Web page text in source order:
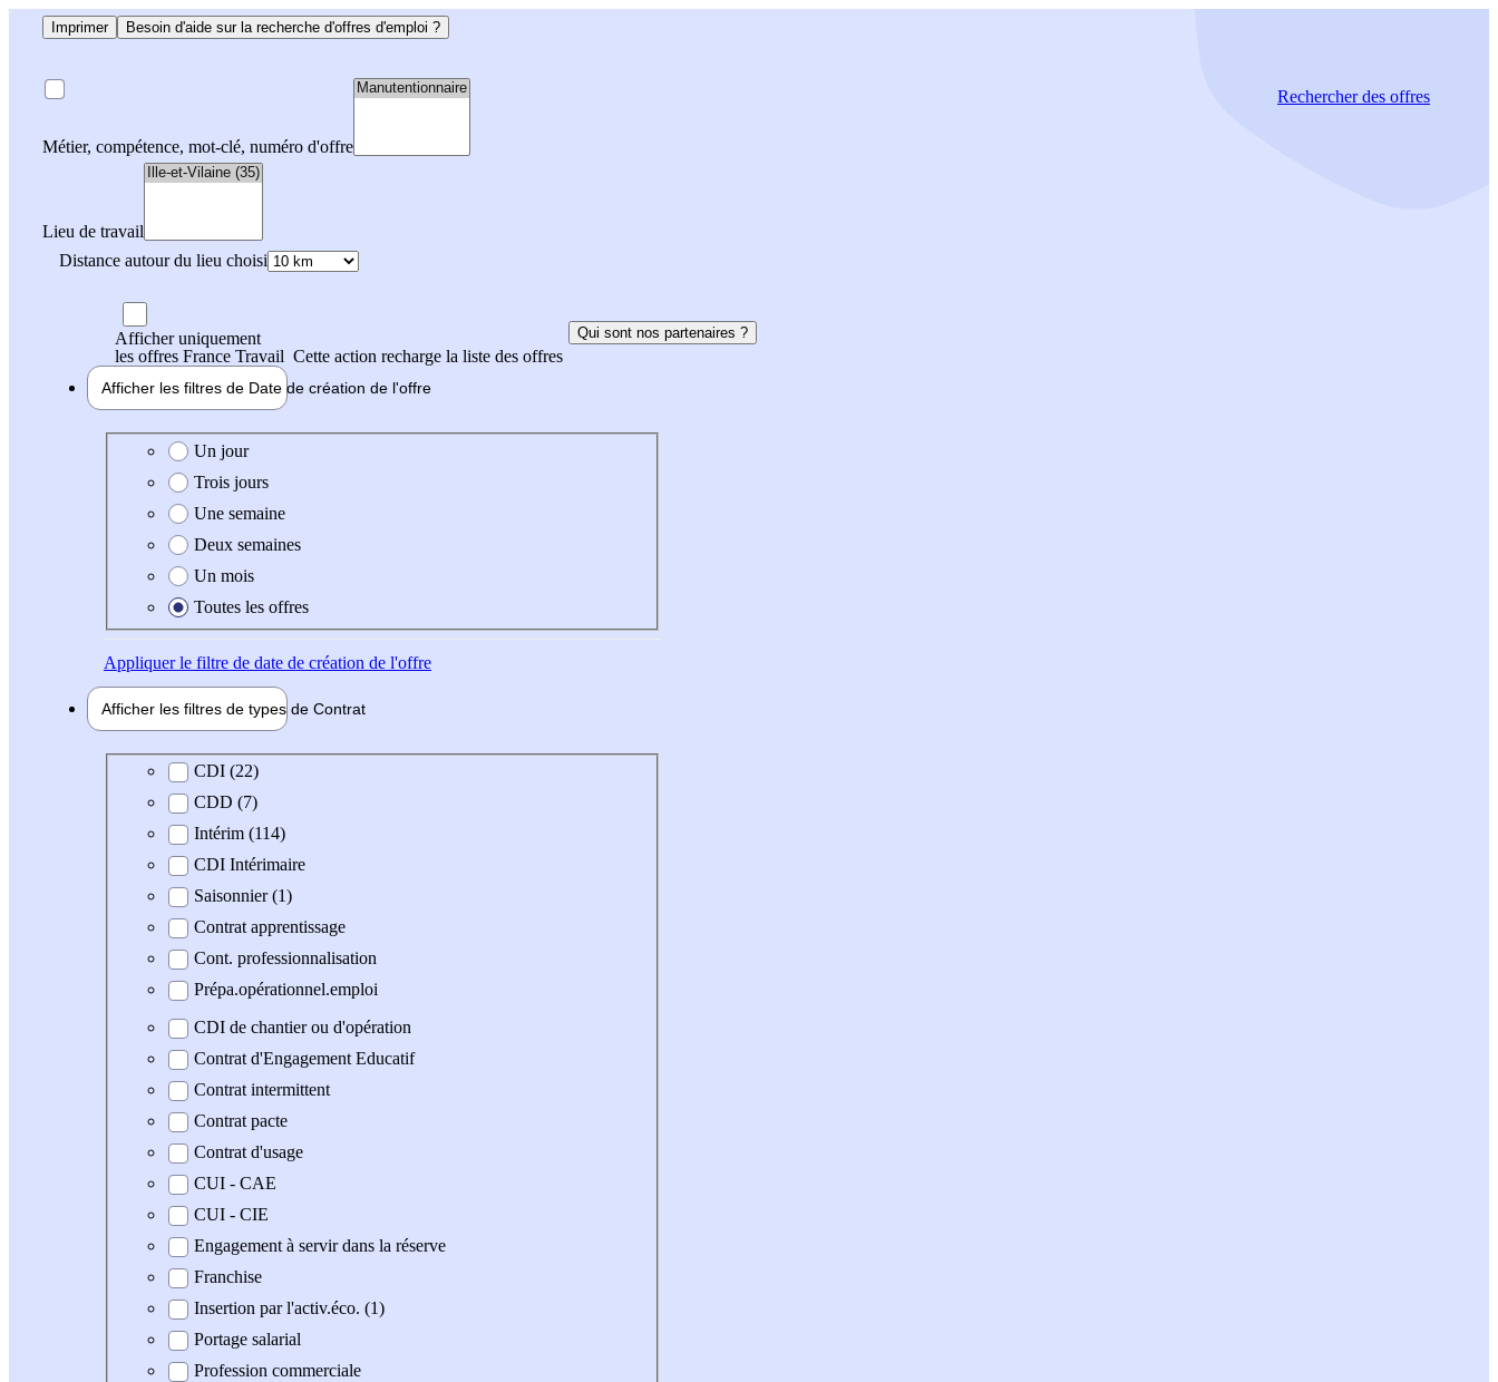
Imprimer Besoin d'aide sur la recherche d'offres d'emploi ?
Métier, compétence, mot-clé, numéro d'offre
Lieu de travail
Distance autour du lieu choisi
Rechercherdes offres
Afficher uniquement
les offres France Travail Cette action recharge la liste des offres
Qui sont nos partenaires ?
Afficher les filtres de Date de création de l'offre
Date de création de l'offre
Un jour
Trois jours
Une semaine
Deux semaines
Un mois
Toutes les offres
Appliquerle filtre de date de création de l'offre
Afficher les filtres de types de Contrat
Type de contratCDI (22)
CDD (7)
Intérim (114)
CDI Intérimaire
Saisonnier (1)
Contrat apprentissage
Cont. professionnalisation
Prépa.opérationnel.emploi
CDI de chantier ou d'opération
Contrat d'Engagement Educatif
Contrat intermittent
Contrat pacte
Contrat d'usage
CUI - CAE
CUI - CIE
Engagement à servir dans la réserve
Franchise
Insertion par l'activ.éco. (1)
Portage salarial
Profession commerciale